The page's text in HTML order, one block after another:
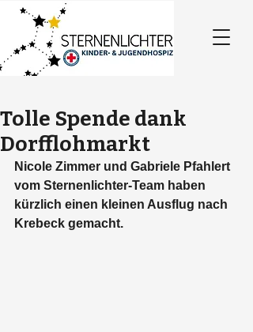
Tolle Spende dank
Dorfflohmarkt
Nicole Zimmer und Gabriele Pfahlert
vom Sternenlichter-Team haben
kürzlich einen kleinen Ausflug nach
Krebeck gemacht.